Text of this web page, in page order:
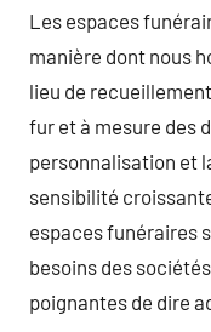
Les espaces
manière dont nous
lieu de
fur et à mesure des
personnalisation et
sensibilité
espaces funéraires
besoins des
poignantes de dire